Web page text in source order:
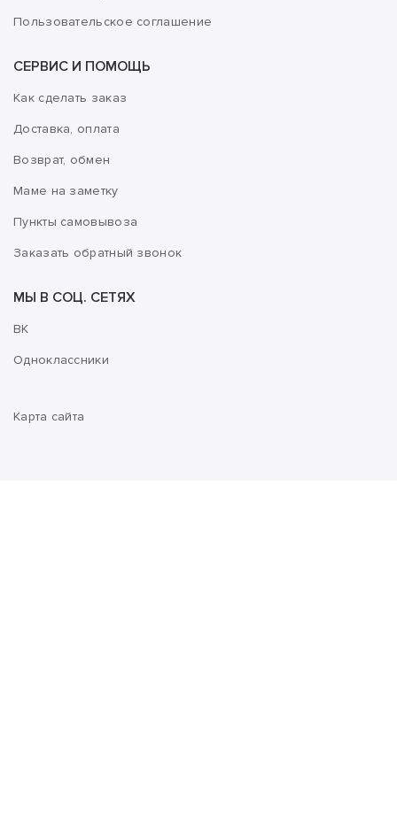
Пользовательское соглашение
СЕРВИС И ПОМОЩЬ
Как сделать заказ
Доставка, оплата
Возврат, обмен
Маме на заметку
Пункты самовывоза
Заказать обратный звонок
МЫ В СОЦ. СЕТЯХ
ВК
Одноклассники
Карта сайта